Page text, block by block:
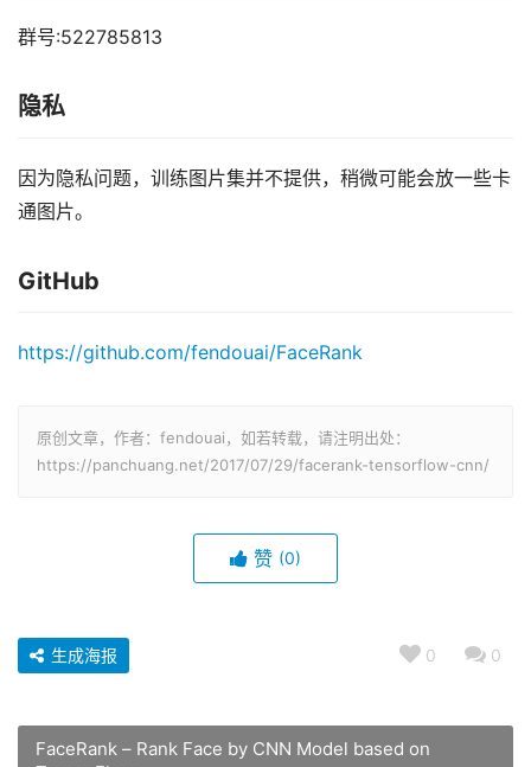
群号:522785813
隐私
因为隐私问题，训练图片集并不提供，稍微可能会放一些卡
通图片。
GitHub
https://github.com/fendouai/FaceRank
原创文章，作者：fendouai，如若转载，请注明出处：
https://panchuang.net/2017/07/29/facerank-tensorflow-cnn/
赞 (0)
0 0
生成海报
FaceRank – Rank Face by CNN Model based on